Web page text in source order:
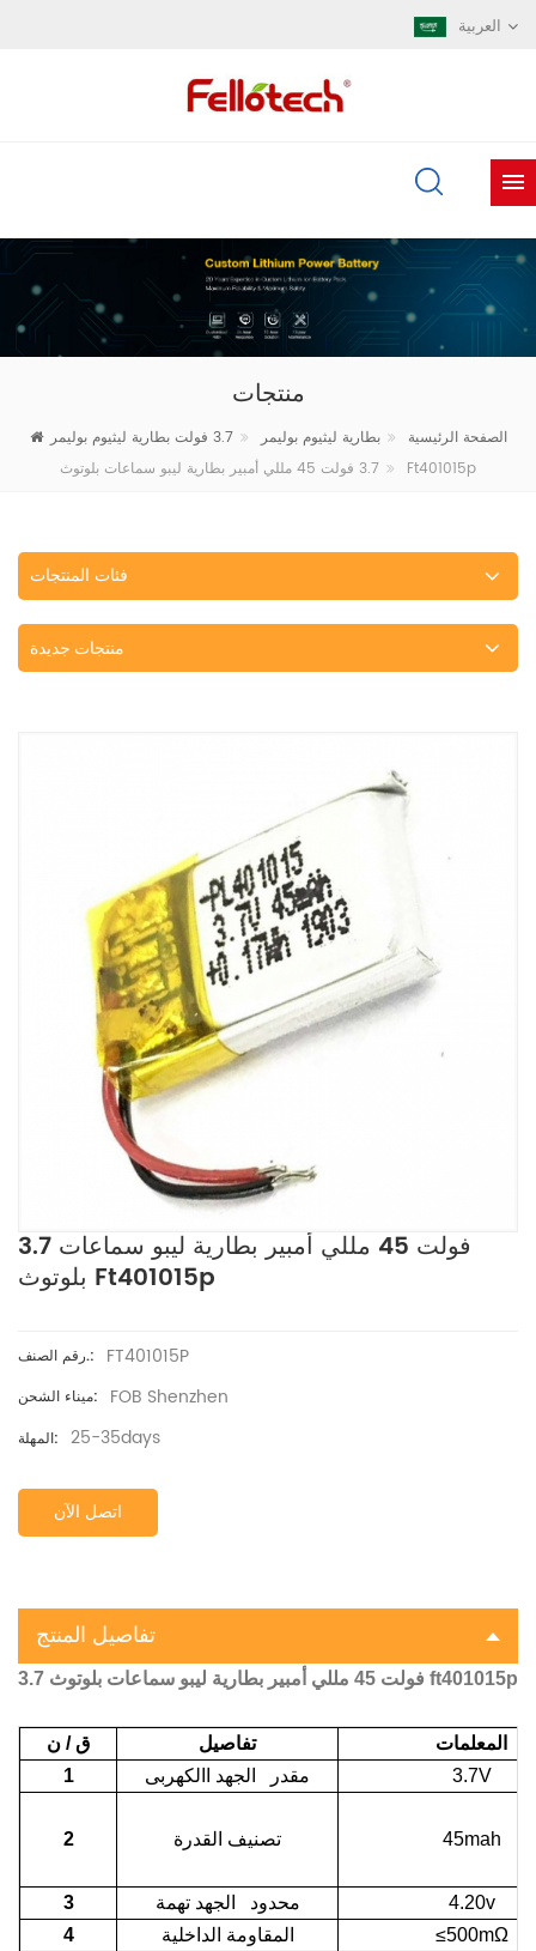
العربية
منتجات
الصفحة الرئيسية بطارية ليثيوم بوليمر
3.7 فولت بطارية ليثيوم بوليمر
3.7 فولت 45 مللي أمبير بطارية ليبو سماعات بلوتوث Ft401015p
فئات المنتجات
منتجات جديدة
3.7 فولت 45 مللي أمبير بطارية ليبو سماعات
بلوتوث Ft401015p
رقم الصنف.: FT401015P
ميناء الشحن: FOB Shenzhen
المهلة: 25-35days
اتصل الآن
تفاصيل المنتج
3.7 فولت 45 مللي أمبير بطارية ليبو سماعات بلوتوث ft401015p
ق / ن تفاصيل
المعلمات
1
مقدر الجهد االكهربى 3.7V
2 تصنيف القدرة 45mah
3 محدود الجهد تهمة
4.20v
4
المقاومة الداخلية
≤500mΩ